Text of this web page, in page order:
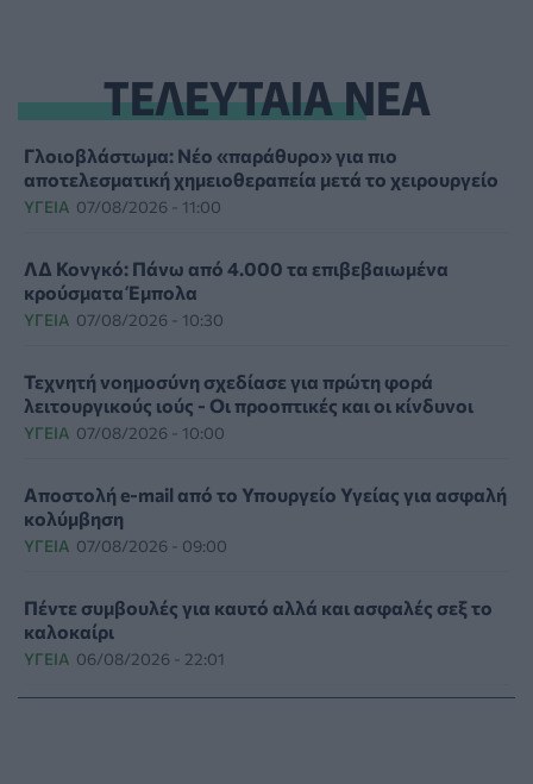
ΤΕΛΕΥΤΑΙΑ ΝΕΑ
Γλοιοβλάστωμα: Νέο «παράθυρο» για πιο
αποτελεσματική χημειοθεραπεία μετά το χειρουργείο
ΥΓΕΊΑ 07/08/2026 - 11:00
ΛΔ Κονγκό: Πάνω από 4.000 τα επιβεβαιωμένα
κρούσματα Έμπολα
ΥΓΕΊΑ 07/08/2026 - 10:30
Τεχνητή νοημοσύνη σχεδίασε για πρώτη φορά
λειτουργικούς ιούς - Oι προοπτικές και οι κίνδυνοι
ΥΓΕΊΑ 07/08/2026 - 10:00
Αποστολή e-mail από το Υπουργείο Υγείας για ασφαλή
κολύμβηση
ΥΓΕΊΑ 07/08/2026 - 09:00
Πέντε συμβουλές για καυτό αλλά και ασφαλές σεξ το
καλοκαίρι
ΥΓΕΊΑ 06/08/2026 - 22:01